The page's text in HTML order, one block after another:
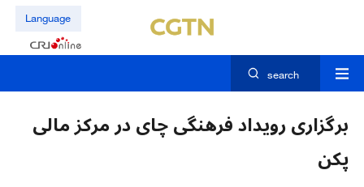
Language
search
برگزاری رویداد فرهنگی چای در مرکز مالی
پکن